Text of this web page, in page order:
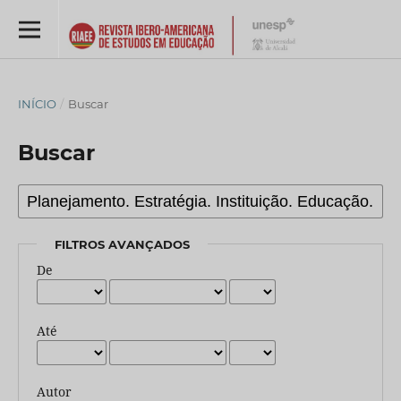
INÍCIO / Buscar
Buscar
FILTROS AVANÇADOS
De
Até
Autor